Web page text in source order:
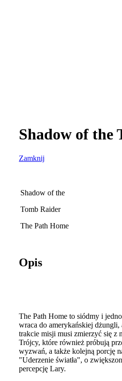
Shadow of the
Zamknij
Shadow of the
Tomb Raider
The Path Home
Opis
The Path Home to siódmy i
wraca do amerykańskiej
trakcie misji musi zmierzyć się z
Trójcy, które również próbują
wyzwań, a także kolejną porcję
"Uderzenie światła", o
percepcję Lary.